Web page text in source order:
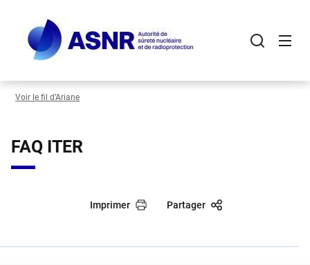
contenu
principal
Voir le fil d’Ariane
FAQ ITER
Imprimer Partager